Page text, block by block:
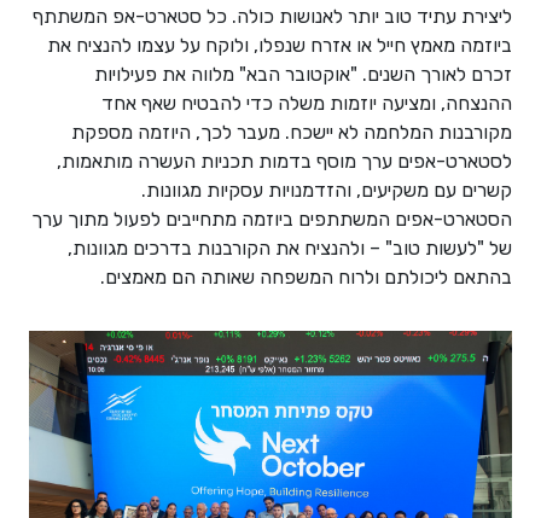
ליצירת עתיד טוב יותר לאנושות כולה. כל סטארט-אפ המשתתף
ביוזמה מאמץ חייל או אזרח שנפלו, ולוקח על עצמו להנציח את
זכרם לאורך השנים. "אוקטובר הבא" מלווה את פעילויות
ההנצחה, ומציעה יוזמות משלה כדי להבטיח שאף אחד
מקורבנות המלחמה לא יישכח. מעבר לכך, היוזמה מספקת
לסטארט-אפים ערך מוסף בדמות תכניות העשרה מותאמות,
קשרים עם משקיעים, והזדמנויות עסקיות מגוונות.
הסטארט-אפים המשתתפים ביוזמה מתחייבים לפעול מתוך ערך
של "לעשות טוב" – ולהנציח את הקורבנות בדרכים מגוונות,
בהתאם ליכולתם ולרוח המשפחה שאותה הם מאמצים.